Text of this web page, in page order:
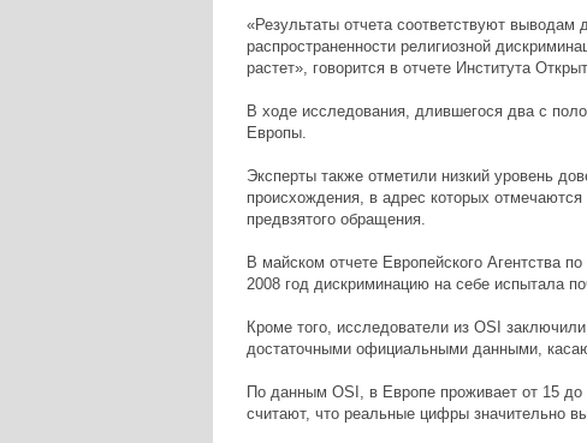
«Результаты отчета соответствуют выводам
распространенности религиозной
растет», говорится в отчете Института
В ходе исследования, длившегося два с
Европы.
Эксперты также отметили низкий уровень
происхождения, в адрес которых
предвзятого обращения.
В майском отчете Европейского Агентства
2008 год дискриминацию на себе испытала
Кроме того, исследователи из OSI
достаточными официальными данными,
По данным OSI, в Европе проживает от 15
считают, что реальные цифры значительно